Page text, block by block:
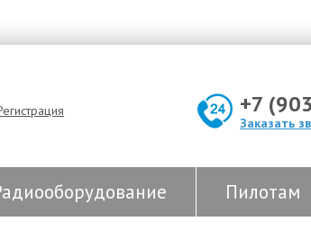
+7
Заказать
Пилотам